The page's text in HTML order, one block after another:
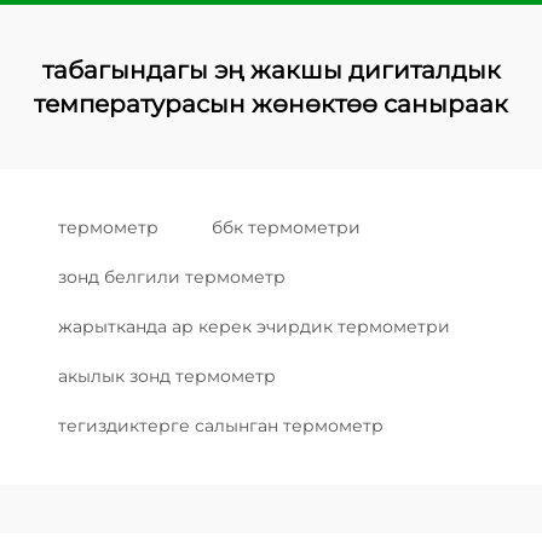
табагындагы эң жакшы дигиталдык
температурасын жөнөктөө саныраак
термометр ббк термометри
зонд белгили термометр
жарытканда ар керек эчирдик термометри
акылык зонд термометр
тегиздиктерге салынган термометр